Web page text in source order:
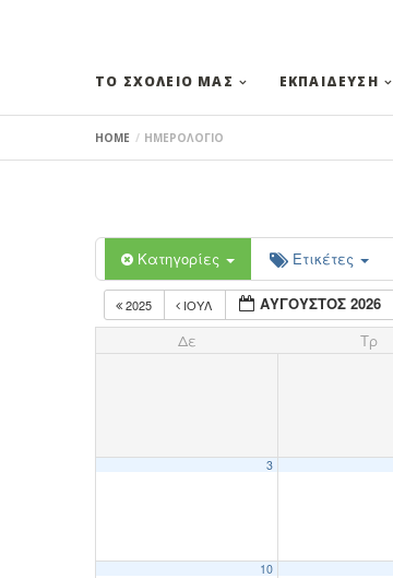
ΤΟ ΣΧΟΛΕΙΟ ΜΑΣ ΕΚΠΑΙΔΕΥΣΗ
HOME ΗΜΕΡΟΛΟΓΙΟ
Κατηγορίες Ετικέτες
2025 ΙΟΥΛ ΑΥΓΟΥΣΤΟΣ 2026
Δε Τρ
3
10